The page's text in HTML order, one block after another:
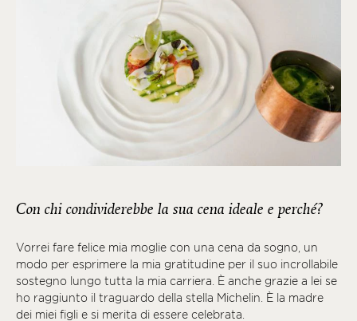
Con chi condividerebbe la sua cena ideale e perché?
Vorrei fare felice mia moglie con una cena da sogno, un
modo per esprimere la mia gratitudine per il suo incrollabile
sostegno lungo tutta la mia carriera. È anche grazie a lei se
ho raggiunto il traguardo della stella Michelin. È la madre
dei miei figli e si merita di essere celebrata.